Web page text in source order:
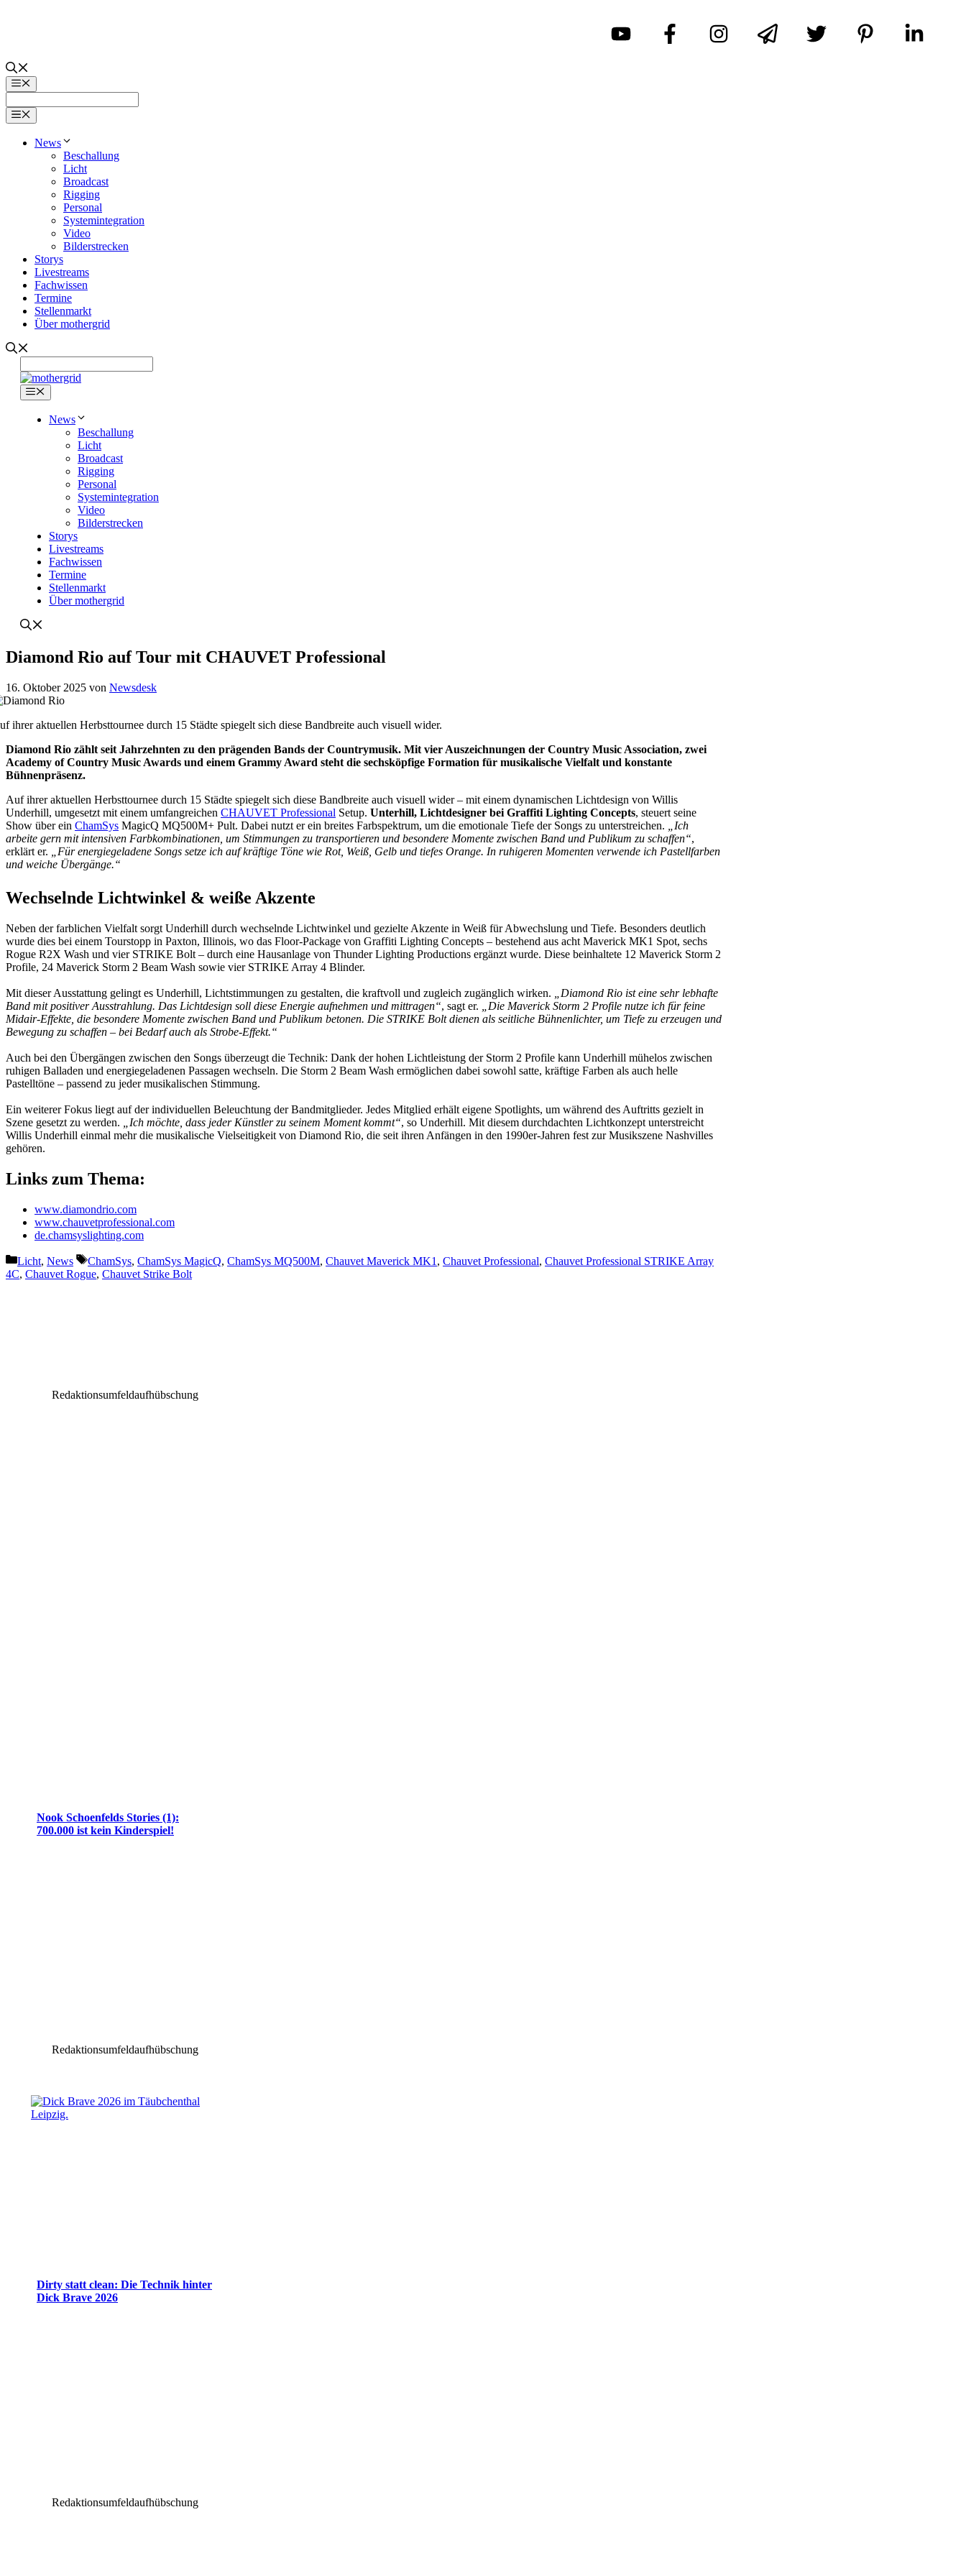
Menü
Menü
News
Beschallung
Licht
Broadcast
Rigging
Personal
Systemintegration
Video
Bilderstrecken
Storys
Livestreams
Fachwissen
Termine
Stellenmarkt
Über mothergrid
Menü
News
Beschallung
Licht
Broadcast
Rigging
Personal
Systemintegration
Video
Bilderstrecken
Storys
Livestreams
Fachwissen
Termine
Stellenmarkt
Über mothergrid
Diamond Rio auf Tour mit CHAUVET Professional
16. Oktober 2025 von Newsdesk
ihrer aktuellen Herbsttournee durch 15 Städte spiegelt sich diese Bandbreite auch visuell wider.
Diamond Rio zählt seit Jahrzehnten zu den prägenden Bands der Countrymusik. Mit vier Auszeichnungen der Country Music Association, zwei
Academy of Country Music Awards und einem Grammy Award steht die sechsköpfige Formation für musikalische Vielfalt und konstante
Bühnenpräsenz.
Auf ihrer aktuellen Herbsttournee durch 15 Städte spiegelt sich diese Bandbreite auch visuell wider – mit einem dynamischen Lichtdesign von Willis
Underhill, umgesetzt mit einem umfangreichen CHAUVET Professional Setup. Unterhill, Lichtdesigner bei Graffiti Lighting Concepts, steuert seine
Show über ein ChamSys MagicQ MQ500M+ Pult. Dabei nutzt er ein breites Farbspektrum, um die emotionale Tiefe der Songs zu unterstreichen.
„Ich
arbeite gern mit intensiven Farbkombinationen, um Stimmungen zu transportieren und besondere Momente zwischen Band und Publikum zu schaffen“,
erklärt er. „Für energiegeladene Songs setze ich auf kräftige Töne wie Rot, Weiß, Gelb und tiefes Orange. In ruhigeren Momenten verwende ich Pastellfarben
und weiche Übergänge.“
Wechselnde Lichtwinkel & weiße Akzente
Neben der farblichen Vielfalt sorgt Underhill durch wechselnde Lichtwinkel und gezielte Akzente in Weiß für Abwechslung und Tiefe. Besonders deutlich
wurde dies bei einem Tourstopp in Paxton, Illinois, wo das Floor-Package von Graffiti Lighting Concepts – bestehend aus acht Maverick MK1 Spot, sechs
Rogue R2X Wash und vier STRIKE Bolt – durch eine Hausanlage von Thunder Lighting Productions ergänzt wurde. Diese beinhaltete 12 Maverick Storm 2
Profile, 24 Maverick Storm 2 Beam Wash sowie vier STRIKE Array 4 Blinder.
Mit dieser Ausstattung gelingt es Underhill, Lichtstimmungen zu gestalten, die kraftvoll und zugleich zugänglich wirken.
„Diamond Rio ist eine sehr lebhafte
Band mit positiver Ausstrahlung. Das Lichtdesign soll diese Energie aufnehmen und mittragen“, sagt er.
„Die Maverick Storm 2 Profile nutze ich für feine
Midair-Effekte, die besondere Momente zwischen Band und Publikum betonen. Die STRIKE Bolt dienen als seitliche Bühnenlichter, um Tiefe zu erzeugen und
Bewegung zu schaffen – bei Bedarf auch als Strobe-Effekt.“
Auch bei den Übergängen zwischen den Songs überzeugt die Technik: Dank der hohen Lichtleistung der Storm 2 Profile kann Underhill mühelos zwischen
ruhigen Balladen und energiegeladenen Passagen wechseln. Die Storm 2 Beam Wash ermöglichen dabei sowohl satte, kräftige Farben als auch helle
Pastelltöne – passend zu jeder musikalischen Stimmung.
Ein weiterer Fokus liegt auf der individuellen Beleuchtung der Bandmitglieder. Jedes Mitglied erhält eigene Spotlights, um während des Auftritts gezielt in
Szene gesetzt zu werden. „Ich möchte, dass jeder Künstler zu seinem Moment kommt“, so Underhill. Mit diesem durchdachten Lichtkonzept unterstreicht
Willis Underhill einmal mehr die musikalische Vielseitigkeit von Diamond Rio, die seit ihren Anfängen in den 1990er-Jahren fest zur Musikszene Nashvilles
gehören.
Links zum Thema:
www.diamondrio.com
www.chauvetprofessional.com
de.chamsyslighting.com
Kategorien
Licht, News Schlagwörter
ChamSys, ChamSys MagicQ, ChamSys MQ500M, Chauvet Maverick MK1 , Chauvet Professional, Chauvet Professional STRIKE Array
4C, Chauvet Rogue, Chauvet Strike Bolt
Redaktionsumfeldaufhübschung
Nook Schoenfelds Stories (1):
700.000 ist kein Kinderspiel!
Redaktionsumfeldaufhübschung
Dirty statt clean: Die Technik hinter
Dick Brave 2026
Redaktionsumfeldaufhübschung